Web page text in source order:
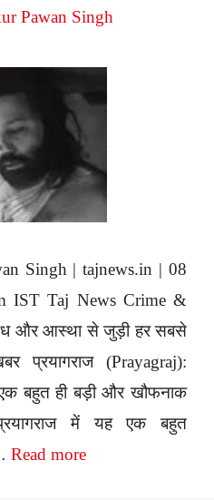
Pawan Singh
Singh | tajnews.in | 08
IST Taj News Crime &
और आस्था से जुड़ी हर सबसे
(Prayagraj):
बहुत ही बड़ी और खौफनाक
में यह एक बहुत
Read more